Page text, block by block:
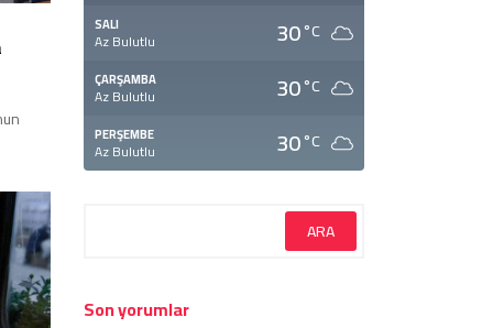
SALI
Az Bulutlu 30°C
ÇARŞAMBA
Az Bulutlu 30°C
PERŞEMBE
Az Bulutlu 30°C
Son yorumlar